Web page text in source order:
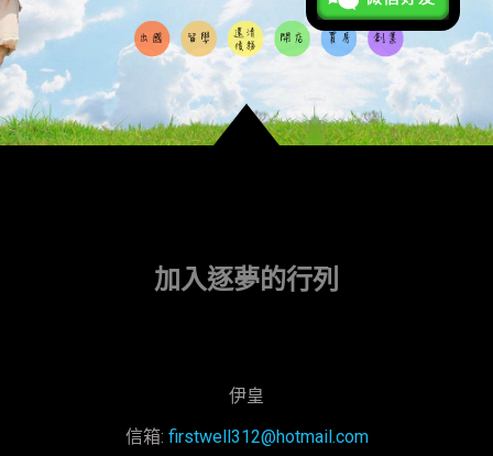
加入逐夢的行列
伊皇
信箱: firstwell312@hotmail.com